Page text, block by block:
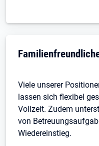
Viele unserer
lassen sich flexibel
Vollzeit. Zudem
von
Wiedereinstieg.